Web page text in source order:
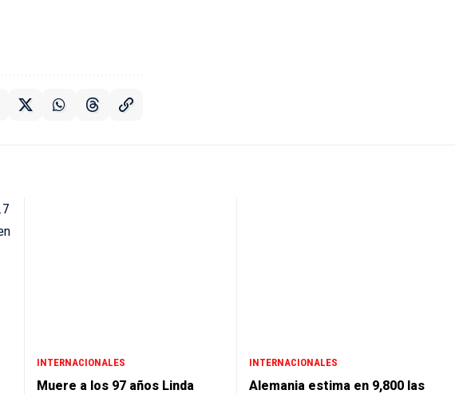
INTERNACIONALES
Muere a los 97 años Linda
INTERNACIONALES
Alemania estima en 9,800 las